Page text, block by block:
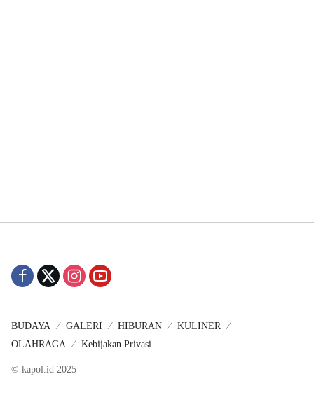
BUDAYA GALERI HIBURAN
KULINER
OLAHRAGA
Kebijakan Privasi
© kapol.id 2025